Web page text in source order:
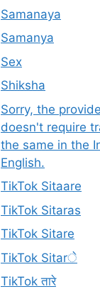
Samanaya
Samanya
Sex
Shiksha
Sorry, the
doesn't require
the same in the
English.
TikTok Sitaare
TikTok Sitaras
TikTok Sitare
TikTok Sitarे
TikTok तारे